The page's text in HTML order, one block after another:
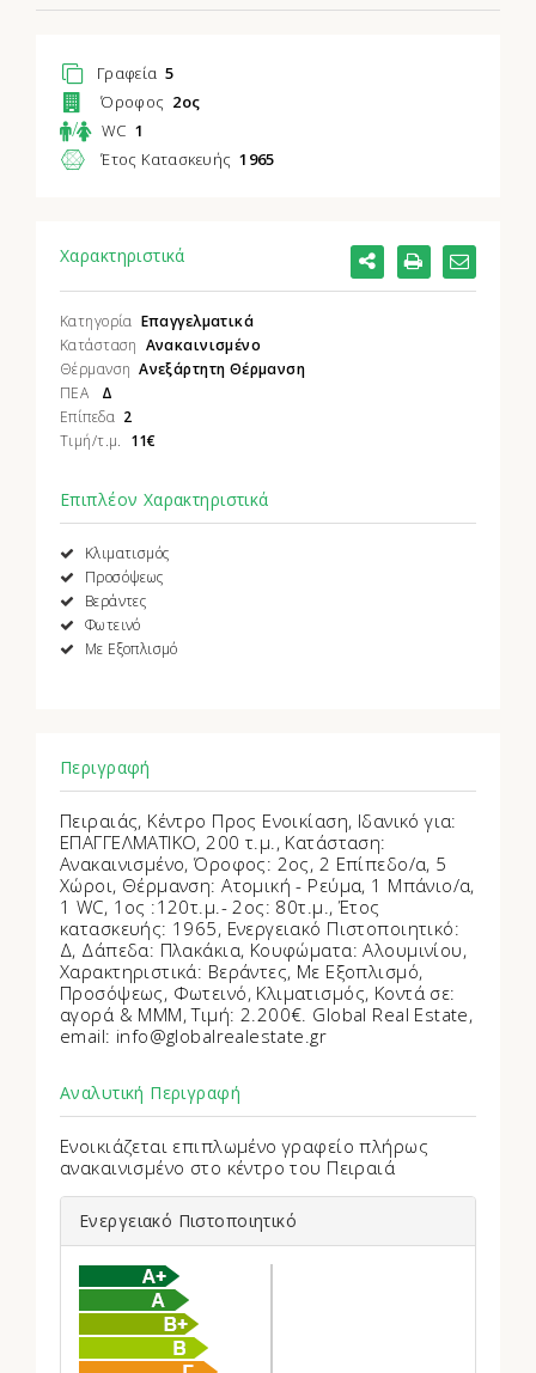
Γραφεία 5
Όροφος 2ος
/ WC 1
Έτος Κατασκευής 1965
Χαρακτηριστικά
Κατηγορία Επαγγελματικά
Κατάσταση Ανακαινισμένο
Θέρμανση Ανεξάρτητη Θέρμανση
ΠΕΑ
Δ
Επίπεδα 2
Τιμή/τ.μ. 11€
Επιπλέον Χαρακτηριστικά
Κλιματισμός
Προσόψεως
Βεράντες
Φωτεινό
Με Εξοπλισμό
Περιγραφή
Πειραιάς, Κέντρο Προς Ενοικίαση, Ιδανικό για:
ΕΠΑΓΓΕΛΜΑΤΙΚΟ, 200 τ.μ., Κατάσταση:
Ανακαινισμένο, Όροφος: 2ος, 2 Επίπεδο/α, 5
Χώροι, Θέρμανση: Ατομική - Ρεύμα, 1 Μπάνιο/α,
1 WC, 1ος :120τ.μ.- 2ος: 80τ.μ., Έτος
κατασκευής: 1965, Ενεργειακό Πιστοποιητικό:
Δ, Δάπεδα: Πλακάκια, Kουφώματα: Αλουμινίου,
Χαρακτηριστικά: Βεράντες, Με Εξοπλισμό,
Προσόψεως, Φωτεινό, Κλιματισμός, Κοντά σε:
αγορά & MMM, Τιμή: 2.200€. Global Real Estate,
email: info@globalrealestate.gr
Αναλυτική Περιγραφή
Ενοικιάζεται επιπλωμένο γραφείο πλήρως
ανακαινισμένο στο κέντρο του Πειραιά
Ενεργειακό Πιστοποιητικό